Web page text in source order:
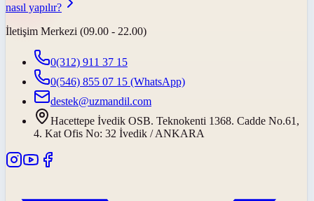
nasıl yapılır?
İletişim Merkezi (09.00 - 22.00)
0(312) 911 37 15
0(546) 855 07 15 (WhatsApp)
destek@uzmandil.com
Hacettepe İvedik OSB. Teknokenti 1368. Cadde No.61,
4. Kat Ofis No: 32 İvedik / ANKARA